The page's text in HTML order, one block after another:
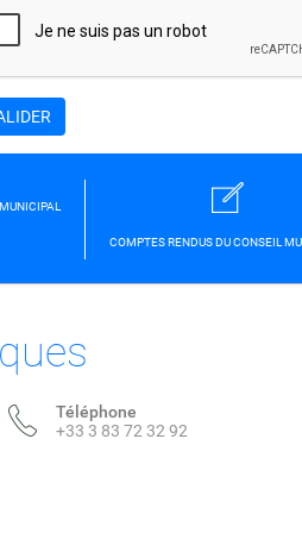
COMPTES RENDUS DU CONSEIL
Téléphone
+33 3 83 72 32 92